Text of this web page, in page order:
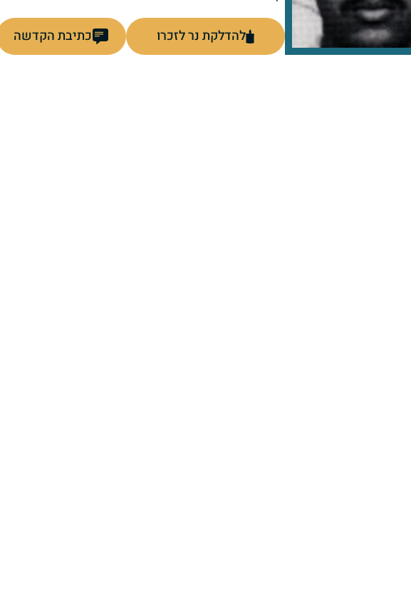
להדלקת נר לזכרו כתיבת הקדשה